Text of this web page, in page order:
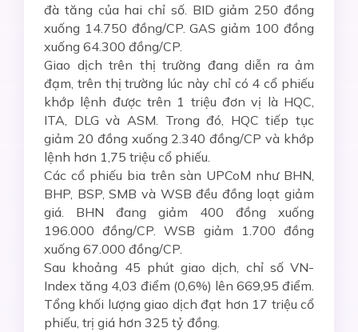
đà tăng của hai chỉ số. BID giảm 250 đồng
xuống 14.750 đồng/CP. GAS giảm 100 đồng
xuống 64.300 đồng/CP.
Giao dịch trên thị trường đang diễn ra ảm
đạm, trên thị trường lúc này chỉ có 4 cổ phiếu
khớp lệnh được trên 1 triệu đơn vị là HQC,
ITA, DLG và ASM. Trong đó, HQC tiếp tục
giảm 20 đồng xuống 2.340 đồng/CP và khớp
lệnh hơn 1,75 triệu cổ phiếu.
Các cổ phiếu bia trên sàn UPCoM như BHN,
BHP, BSP, SMB và WSB đều đồng loạt giảm
giá. BHN đang giảm 400 đồng xuống
196.000 đồng/CP. WSB giảm 1.700 đồng
xuống 67.000 đồng/CP.
Sau khoảng 45 phút giao dịch, chỉ số VN-
Index tăng 4,03 điểm (0,6%) lên 669,95 điểm.
Tổng khối lượng giao dịch đạt hơn 17 triệu cổ
phiếu, trị giá hơn 325 tỷ đồng.